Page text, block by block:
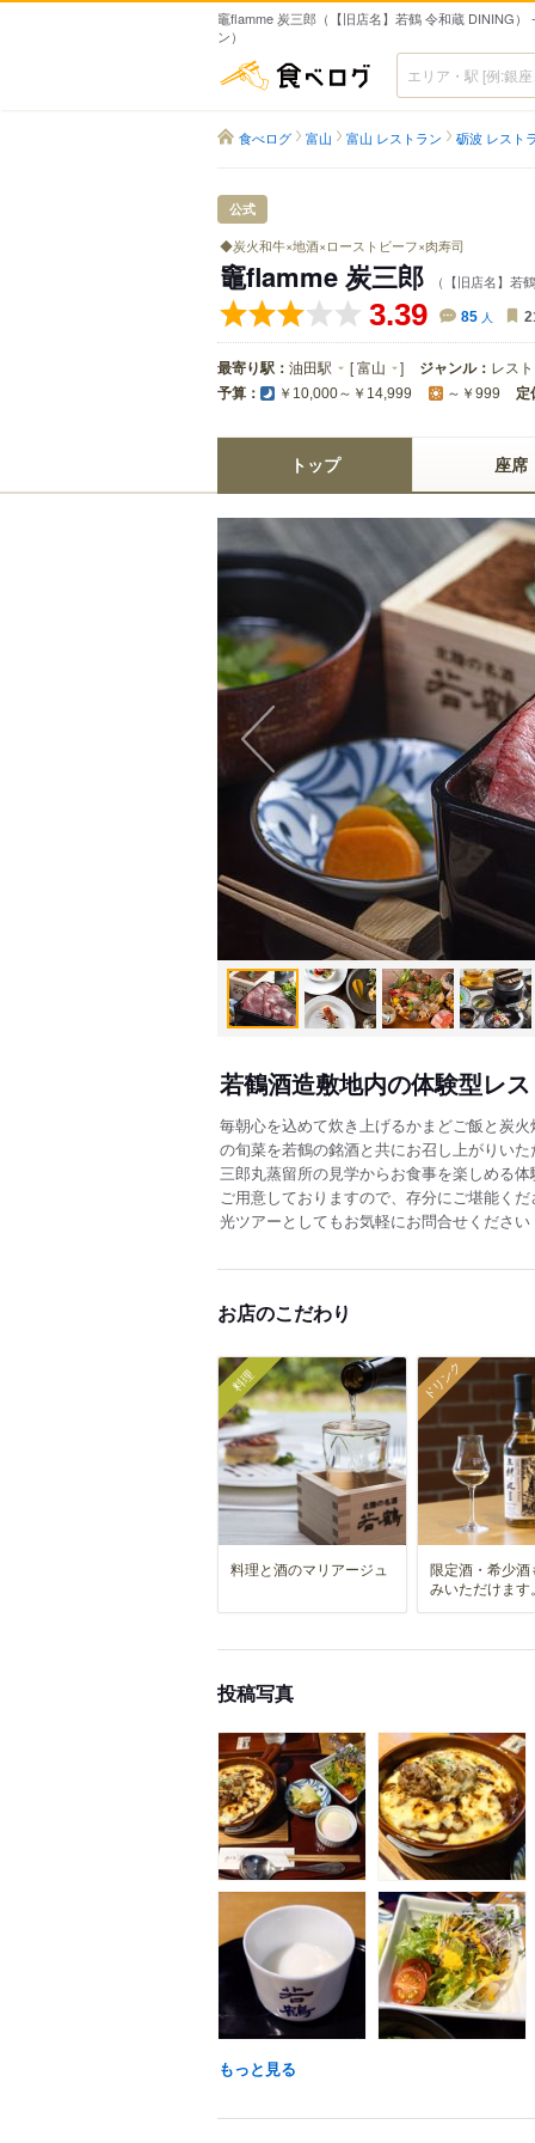
竈flamme 炭三郎（【旧店名】若鶴 令和蔵 DINING）
ン）
食べログ
食べログ 富山 富山 レストラン 砺波 レスト
公式
◆炭火和牛×地酒×ローストビーフ×肉寿司
竈flamme 炭三郎 （【旧店名】若
3.39 85 人
最寄り駅： 油田駅 [富山 ] ジャンル： レス
予算： ￥10,000～￥14,999 ～￥999 定
トップ 座席
若鶴酒造敷地内の体験型レ
毎朝心を込めて炊き上げるかまどご飯と炭
の旬菜を若鶴の銘酒と共にお召し上がりい
三郎丸蒸留所の見学からお食事を楽しめる
ご用意しておりますので、存分にご堪能く
光ツアーとしてもお気軽にお問合せください
お店のこだわり
料理
料理と酒のマリアージュ
ドリンク
限定酒・希少酒
みいただけます
投稿写真
もっと見る